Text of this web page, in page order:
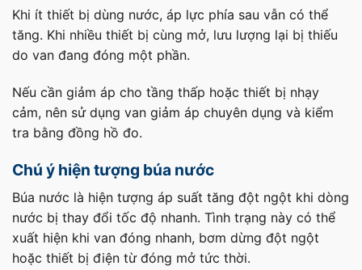
Khi ít thiết bị dùng nước, áp lực phía sau vẫn có thể
tăng. Khi nhiều thiết bị cùng mở, lưu lượng lại bị thiếu
do van đang đóng một phần.
Nếu cần giảm áp cho tầng thấp hoặc thiết bị nhạy
cảm, nên sử dụng van giảm áp chuyên dụng và kiểm
tra bằng đồng hồ đo.
Chú ý hiện tượng búa nước
Búa nước là hiện tượng áp suất tăng đột ngột khi dòng
nước bị thay đổi tốc độ nhanh. Tình trạng này có thể
xuất hiện khi van đóng nhanh, bơm dừng đột ngột
hoặc thiết bị điện từ đóng mở tức thời.